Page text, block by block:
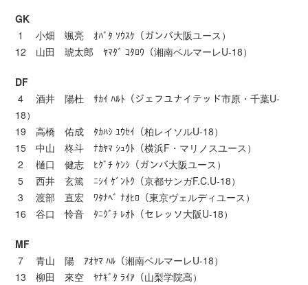
GK
1 小畑 颯亮 ｵﾊﾞﾀ ｿｳｽｹ（ガンバ大阪ユース）
12 山田 琥太郎 ﾔﾏﾀﾞ ｺﾀﾛｳ（湘南ベルマーレU-18）
DF
4 酒井 陽杜 ｻｶｲ ﾊﾙﾄ（ジェフユナイテッド市原・千葉U-
18）
19 高橋 佑成 ﾀｶﾊｼ ﾕｳｾｲ（柏レイソルU-18）
15 中山 柊斗 ﾅｶﾔﾏ ｼｭｳﾄ（横浜F・マリノスユース）
2 樋口 健志 ﾋｸﾞﾁ ｹﾝｼ（ガンバ大阪ユース）
5 西井 玄篤 ﾆｼｲ ｹﾞﾝﾄｸ（京都サンガF.C.U-18）
3 渡部 直宏 ﾜﾀﾅﾍﾞ ﾅｵﾋﾛ（東京ヴェルディユース）
16 谷口 怜音 ﾀﾆｸﾞﾁ ﾚｵﾄ（セレッソ大阪U-18）
MF
7 青山 陽 ｱｵﾔﾏ ﾊﾙ（湘南ベルマーレU-18）
13 柳田 來空 ﾔﾅｷﾞﾀ ﾗｲｱ（山梨学院高）